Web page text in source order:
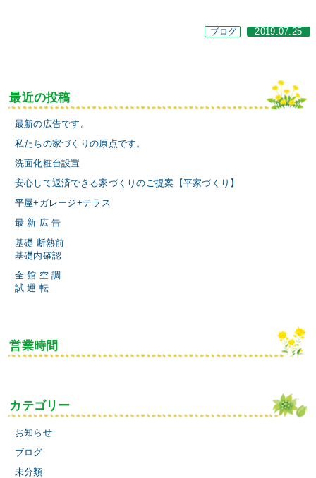
ブログ 2019.07.25
最近の投稿
最新の広告です。
私たちの家づくりの原点です。
洗面化粧台設置
安心して返済できる家づくりのご提案【平家づくり】
平屋+ガレージ+テラス
最 新 広 告
基礎 断熱前
基礎内確認
全 館 空 調
試 運 転
営業時間
カテゴリー
お知らせ
ブログ
未分類